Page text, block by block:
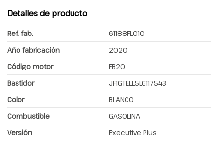
Detalles de producto
Ref. fab.
61188FL010
Año fabricación
2020
Código motor
FB20
Bastidor
JF1GTELL5LG117543
Color
BLANCO
Combustible
GASOLINA
Versión
Executive Plus